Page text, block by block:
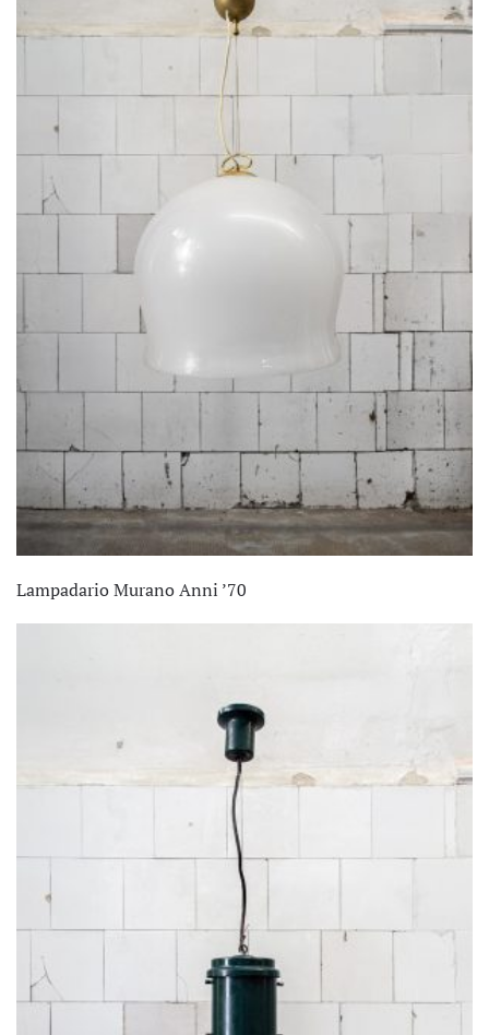
Lampadario Murano Anni ’70